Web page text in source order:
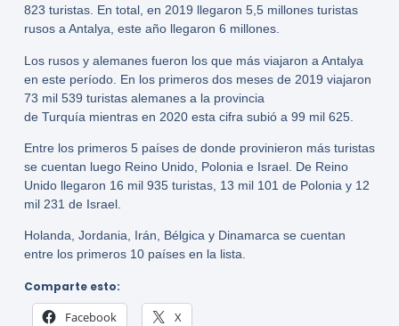
823 turistas. En total, en 2019 llegaron 5,5 millones turistas
rusos a Antalya, este año llegaron 6 millones.
Los rusos y alemanes fueron los que más viajaron a Antalya
en este período. En los primeros dos meses de 2019 viajaron
73 mil 539 turistas alemanes a la provincia
de Turquía mientras en 2020 esta cifra subió a 99 mil 625.
Entre los primeros 5 países de donde provinieron más turistas
se cuentan luego Reino Unido, Polonia e Israel. De Reino
Unido llegaron 16 mil 935 turistas, 13 mil 101 de Polonia y 12
mil 231 de Israel.
Holanda, Jordania, Irán, Bélgica y Dinamarca se cuentan
entre los primeros 10 países en la lista.
Comparte esto:
Facebook X